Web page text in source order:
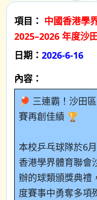
項目： 中國香港學
2025–2026 年度沙
日期： 2026-6-16
內容：
🏓 三連霸！沙田
賽再創佳績 🏆
本校乒乓球隊於6
香港學界體育聯會
辦的球類頒獎典禮
度賽事中勇奪多項